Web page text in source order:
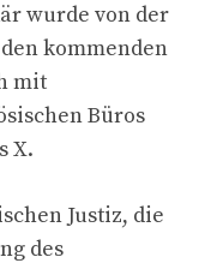
wurde von der
kommenden
mit
Büros
X.
Justiz, die
des